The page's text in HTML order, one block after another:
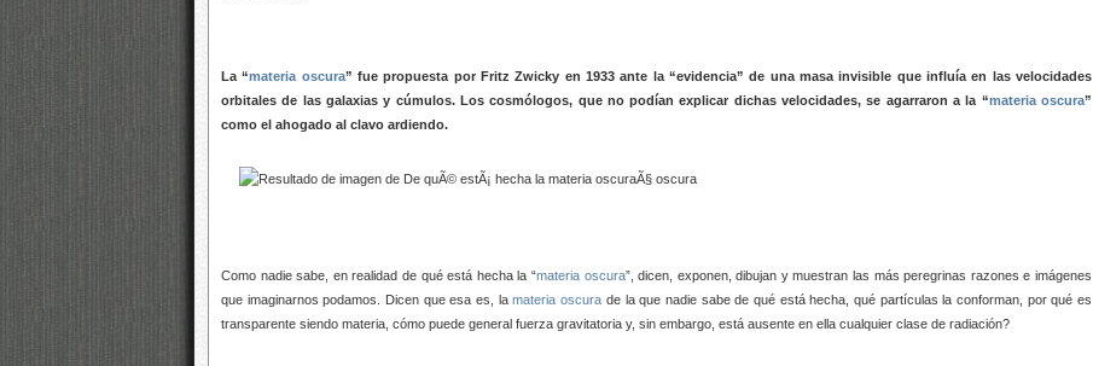
La “materia oscura” fue propuesta por Fritz Zwicky en 1933 ante la “evidencia” de una masa invisible que influía en las velocidades
orbitales de las galaxias y cúmulos. Los cosmólogos, que no podían explicar dichas velocidades, se agarraron a la “materia oscura”
como el ahogado al clavo ardiendo.
Como nadie sabe, en realidad de qué está hecha la “materia oscura”, dicen, exponen, dibujan y muestran las más peregrinas razones e imágenes
que imaginarnos podamos. Dicen que esa es, lamateria oscura de la que nadie sabe de qué está hecha, qué partículas la conforman, por qué es
transparente siendo materia, cómo puede general fuerza gravitatoria y, sin embargo, está ausente en ella cualquier clase de radiación?